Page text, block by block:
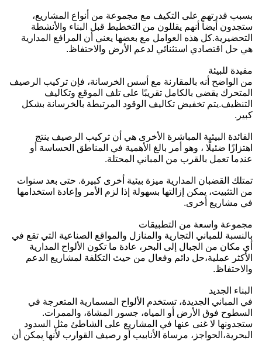
بسبب قدرتهم على التكيف مع مجموعة من أنواع المشاريع،
ستجدون أيضاً أنهم يقللون من التخطيط قبل البناء والأنشطة
التحضيرية.كل هذه العوامل مع بعضها يعني أن المرافع المدارية
هي حل اقتصادي استثنائي لدعم الأرض والاحتفاظ.
مفيدة للبيئة
من الواضح أنه بالمقارنة مع أسس الخرسانة، فإن تركيب الرصيف
المتحرك يقضي بالكامل تقريبًا على تلف الموقع وتكاليف
التنظيف.يتم تخفيض تكاليف الوقود المرتبطة بالخرسانة بشكل
كبير.
الفائدة البيئية المباشرة الأخرى هي أن تركيب الرصيف ينتج
اهتزازًا ضئيلًا ، وهو أمر بالغ الأهمية في المناطق الحساسة أو
عندما تعمل بالقرب من المباني المحتلة.
تمتلك القضبان المدارية ميزة بيئية أخرى كبيرة. حتى بعد سنوات
من التثبيت، يمكن إزالتها بسهولة إذا لزم الأمر وإعادة استخدامها
في مشاريع أخرى.
مجموعة واسعة من التطبيقات
بالنسبة للمباني التجارية والمنازل والمواقع الصناعية التي تقع في
أي مكان من الجبال إلى البحر، عادة ما تكون الألواح المدارية
الأكثر عملية،حل دائم وفعال من حيث التكلفة لمشاريع الدعم
والاحتفاظ.
البناء الجديد
في المباني الجديدة، تستخدم الألواح المسمارية المتعرجة في
السطوح فوق الأرض أو المياه، جسور المشاة، والممرات.
ستجدونها لا غنى عنها في المشاريع على الشاطئ مثل السدود
البحرية،الحواجز، مرساة الأنابيب أو رصيف القوارب لأنها يمكن أن